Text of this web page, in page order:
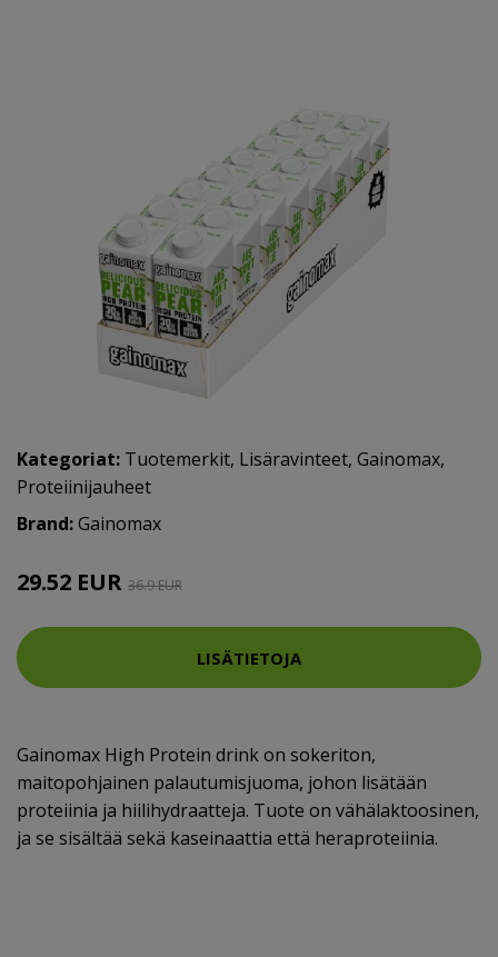
Kategoriat: Tuotemerkit, Lisäravinteet, Gainomax,
Proteiinijauheet
Brand:Gainomax
29.52 EUR 36.9 EUR
LISÄTIETOJA
Gainomax High Protein drink on sokeriton,
maitopohjainen palautumisjuoma, johon lisätään
proteiinia ja hiilihydraatteja. Tuote on vähälaktoosinen,
ja se sisältää sekä kaseinaattia että heraproteiinia.